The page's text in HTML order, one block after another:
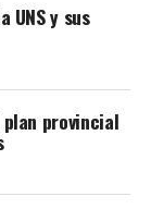
UNS y sus
provincial